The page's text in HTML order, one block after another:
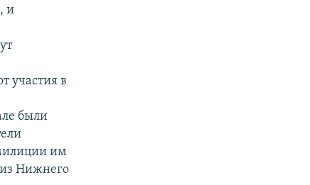
и
участия в
были
им
Нижнего